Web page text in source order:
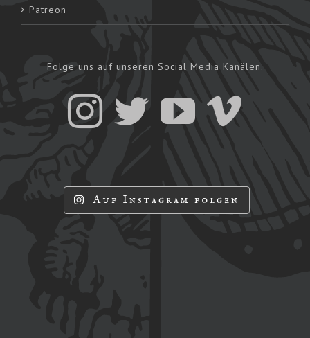
Patreon
Folge uns auf unseren Social Media Kanälen.
Auf Instagram folgen